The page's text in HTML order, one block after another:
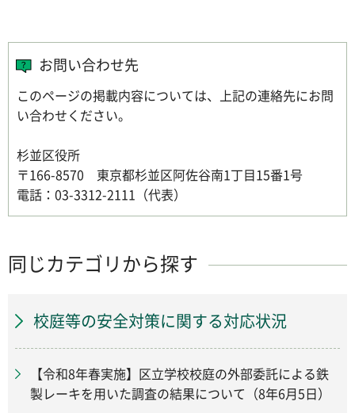
お問い合わせ先
このページの掲載内容については、上記の連絡先にお問
い合わせください。
杉並区役所
〒166-8570 東京都杉並区阿佐谷南1丁目15番1号
電話：03-3312-2111（代表）
同じカテゴリから探す
校庭等の安全対策に関する対応状況
【令和8年春実施】区立学校校庭の外部委託による鉄
製レーキを用いた調査の結果について（8年6月5日）